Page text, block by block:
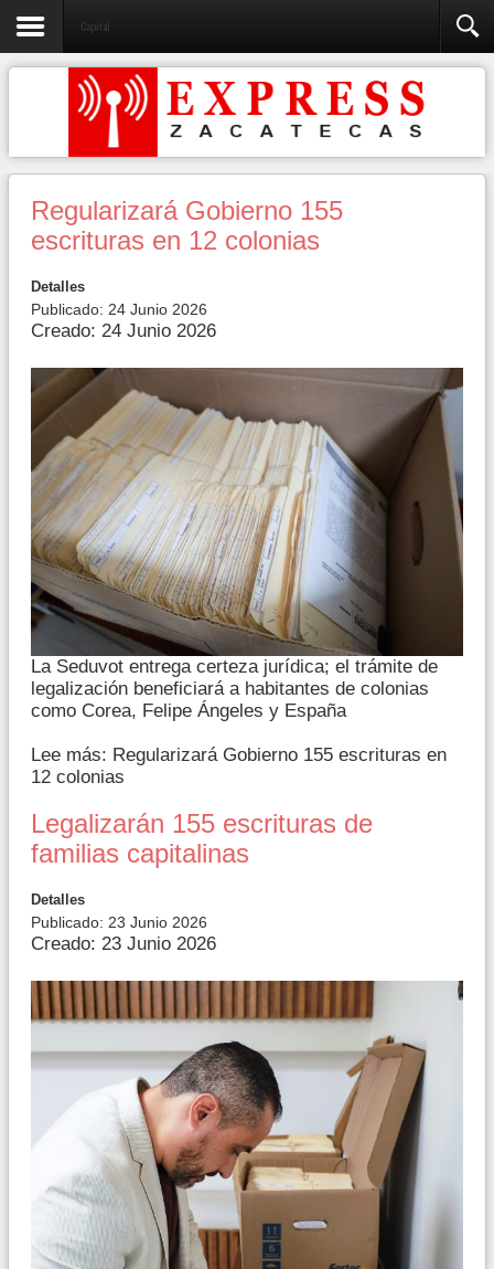
Capital
Regularizará Gobierno 155
escrituras en 12 colonias
Detalles
Publicado: 24 Junio 2026
Creado: 24 Junio 2026
La Seduvot entrega certeza jurídica; el trámite de
legalización beneficiará a habitantes de colonias
como Corea, Felipe Ángeles y España
Lee más: Regularizará Gobierno 155 escrituras en
12 colonias
Legalizarán 155 escrituras de
familias capitalinas
Detalles
Publicado: 23 Junio 2026
Creado: 23 Junio 2026